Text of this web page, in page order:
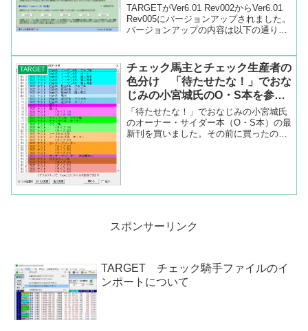
TARGETがVer6.01 Rev002からVer6.01
Rev005にバージョンアップされました。
バージョンアップの内容は以下の通りで
券の払戻率80%)...
TARGET
チェック馬主とチェック生産者の
色分け 「待たせたな！」でおな
じみの小宮城氏のO・S本を参考
にしました
「待たせたな！」でおなじみの小宮城氏
のオーナー・サイダー本（O・S本）の最
新刊を買いました。その前に買ったのが
スポンサーリンク
TARGET チェック騎手ファイルのイ
ンポートについて